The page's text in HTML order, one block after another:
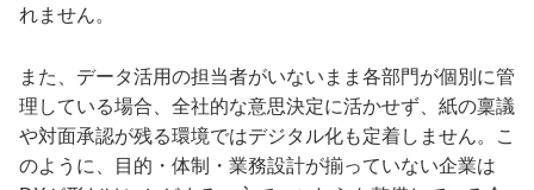
れません。
また、データ活用の担当者がいないまま各部門が個別に管
理している場合、全社的な意思決定に活かせず、紙の稟議
や対面承認が残る環境ではデジタル化も定着しません。こ
のように、目的・体制・業務設計が揃っていない企業は